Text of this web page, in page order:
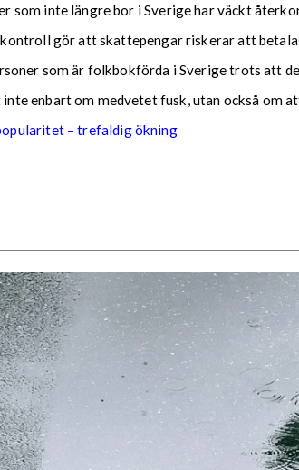
som inte längre bor i Sverige har väckt
gör att skattepengar riskerar att
som är folkbokförda i Sverige trots
enbart om medvetet fusk, utan också om
– trefaldig ökning